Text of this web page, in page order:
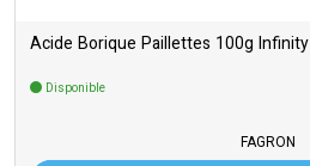
Acide Borique Paillettes 100g Infinity
Disponible
FAGRON